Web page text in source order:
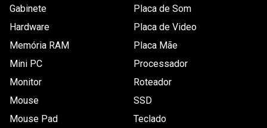
Gabinete
Hardware
Memória RAM
Mini PC
Monitor
Mouse
Mouse Pad
Placa de Som
Placa de Video
Placa Mãe
Processador
Roteador
SSD
Teclado